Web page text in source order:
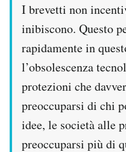
I brevetti non
inibiscono. Questo
rapidamente in
l’obsolescenza
protezioni che
preoccuparsi di chi
idee, le società alle
preoccuparsi più di